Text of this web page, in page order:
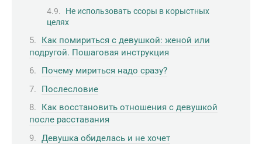
Не использовать ссоры в корыстных
целях
Как помириться с девушкой: женой или
подругой. Пошаговая инструкция
Почему мириться надо сразу?
Послесловие
Как восстановить отношения с девушкой
после расставания
Девушка обиделась и не хочет